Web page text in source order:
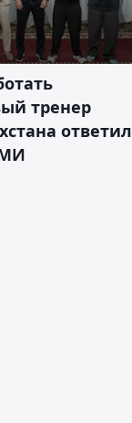
тренер
ответил